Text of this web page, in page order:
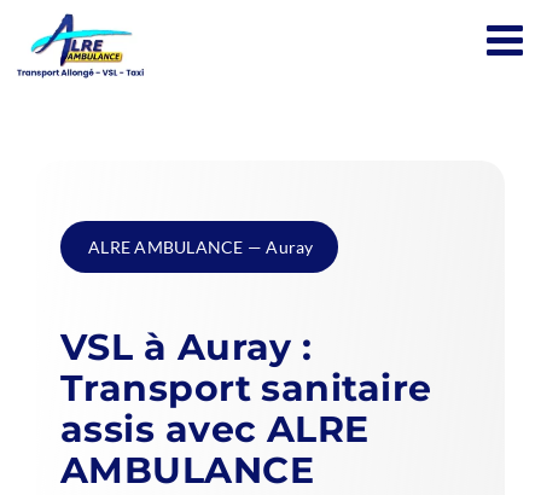
contenu
ALRE AMBULANCE — Auray
VSL à Auray :
Transport sanitaire
assis avec ALRE
AMBULANCE